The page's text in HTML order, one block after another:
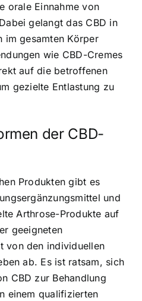
orale Einnahme von
gelangt das CBD in
im gesamten Körper
wie CBD-Cremes
auf die betroffenen
gezielte Entlastung zu
der CBD-
Produkten gibt es
und
Arthrose-Produkte auf
geeigneten
von den individuellen
ab. Es ist ratsam, sich
CBD zur Behandlung
einem qualifizierten